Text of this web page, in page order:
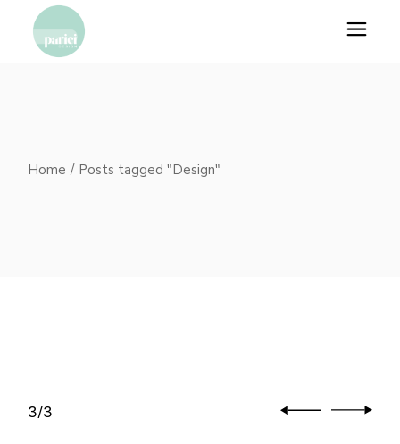
content
Home Posts tagged "Design"
3/3